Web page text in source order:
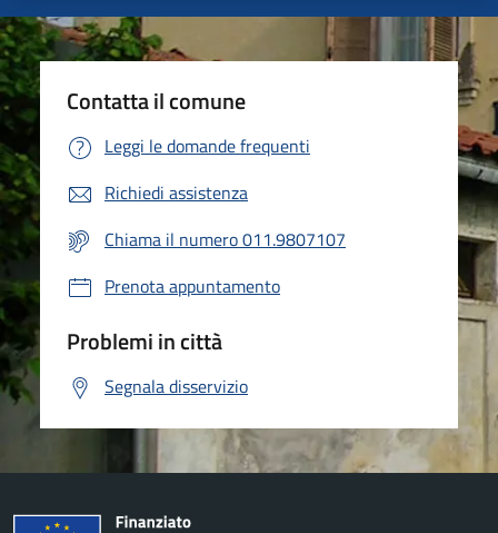
Contatta il comune
Leggi le domande frequenti
Richiedi assistenza
Chiama il numero 011.9807107
Prenota appuntamento
Problemi in città
Segnala disservizio